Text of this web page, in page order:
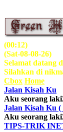
(00:12)
(Sat-08-08-26)
Selamat datang
Silahkan di
Cbox Home
Jalan Kisah Ku
Aku seorang
Jalan Kisah Ku (
Aku seorang
TIPS-TRIK